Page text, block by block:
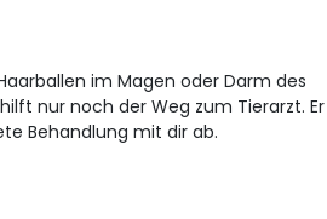
im Magen oder Darm des
nur noch der Weg zum Tierarzt. Er
Behandlung mit dir ab.